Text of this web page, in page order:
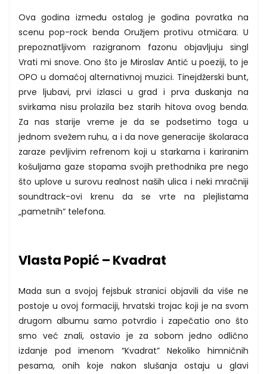
Ova godina između ostalog je godina povratka na
scenu pop-rock benda Oružjem protivu otmičara. U
prepoznatljivom razigranom fazonu objavljuju singl
Vrati mi snove. Ono što je Miroslav Antić u poeziji, to je
OPO u domaćoj alternativnoj muzici. Tinejdžerski bunt,
prve ljubavi, prvi izlasci u grad i prva đuskanja na
svirkama nisu prolazila bez starih hitova ovog benda.
Za nas starije vreme je da se podsetimo toga u
jednom svežem ruhu, a i da nove generacije školaraca
zaraze pevljivim refrenom koji u starkama i kariranim
košuljama gaze stopama svojih prethodnika pre nego
što uplove u surovu realnost naših ulica i neki mračniji
soundtrack-ovi krenu da se vrte na plejlistama
„pametnih“ telefona.
Vlasta Popić – Kvadrat
Mada sun a svojoj fejsbuk stranici objavili da više ne
postoje u ovoj formaciji, hrvatski trojac koji je na svom
drugom albumu samo potvrdio i zapečatio ono što
smo već znali, ostavio je za sobom jedno odlično
izdanje pod imenom “Kvadrat” Nekoliko himničnih
pesama, onih koje nakon slušanja ostaju u glavi